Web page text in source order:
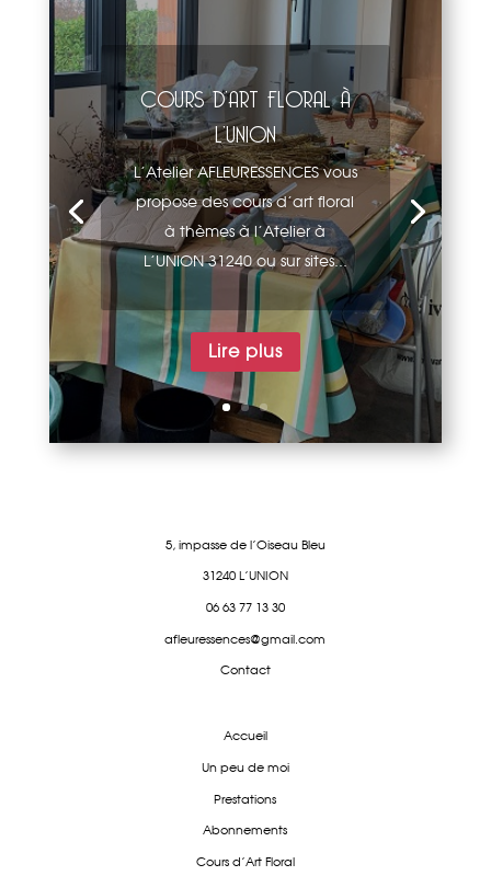
COURS D’ART FLORAL À
L’UNION
L'Atelier AFLEURESSENCES vous
propose des cours d'art floral
à thèmes à l'Atelier à
L'UNION 31240 ou sur sites...
Lire plus
5, impasse de l'Oiseau Bleu
31240 L'UNION
06 63 77 13 30
afleuressences@gmail.com
Contact
Accueil
Un peu de moi
Prestations
Abonnements
Cours d'Art Floral